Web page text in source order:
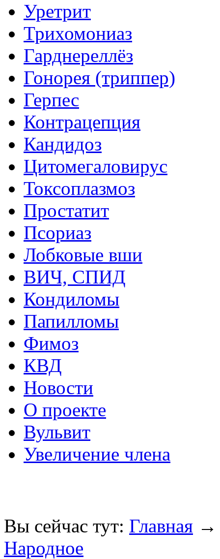
Уретрит
Трихомониаз
Гарднереллёз
Гонорея (триппер)
Герпес
Контрацепция
Кандидоз
Цитомегаловирус
Токсоплазмоз
Простатит
Псориаз
Лобковые вши
ВИЧ, СПИД
Кондиломы
Папилломы
Фимоз
КВД
Новости
О проекте
Вульвит
Увеличение члена
Вы сейчас тут: Главная
Народное